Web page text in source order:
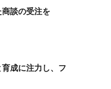
談の受注を
成に注力し、フ